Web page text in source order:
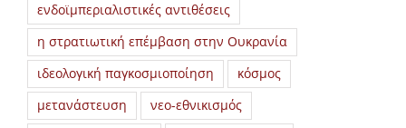
ενδοϊμπεριαλιστικές αντιθέσεις
η στρατιωτική επέμβαση στην Ουκρανία
ιδεολογική παγκοσμιοποίηση
κόσμος
μετανάστευση
νεο-εθνικισμός